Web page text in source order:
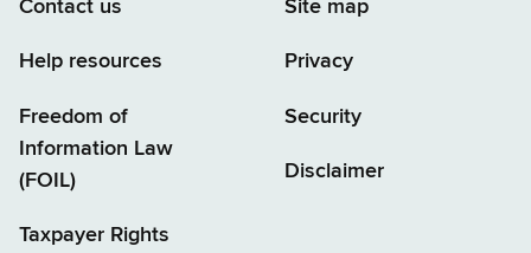
Contact us
Help resources
Freedom of
Information Law
(FOIL)
Taxpayer Rights
Site map
Privacy
Security
Disclaimer